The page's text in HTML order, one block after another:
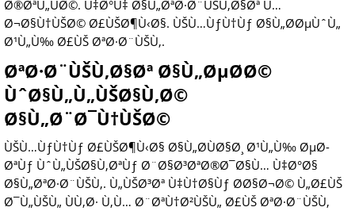
Ø®ØªÙ„ÙØ©. Ù‡Ø°Ù‡ Ø§Ù„ØªØ·Ø¨ÙŠÙ‚Ø§Øª Ù…
Ø¬Ø§Ù†ÙŠØ© Ø£ÙŠØ¶Ù‹Ø§. ÙŠÙ…ÙƒÙ†Ùƒ Ø§Ù„Ø­ØµÙˆÙ„
Ø¹Ù„Ù‰ Ø£ÙŠ ØªØ·Ø¨ÙŠÙ‚.
ØªØ·Ø¨ÙŠÙ‚Ø§Øª Ø§Ù„ØµØ­Ø©
ÙˆØ§Ù„Ù„ÙŠØ§Ù‚Ø©
Ø§Ù„Ø¨Ø¯Ù†ÙŠØ©
ÙŠÙ…ÙƒÙ†Ùƒ Ø£ÙŠØ¶Ù‹Ø§ Ø§Ù„Ø­ÙØ§Ø¸ Ø¹Ù„Ù‰ ØµØ­
ØªÙƒ ÙˆÙ„ÙŠØ§Ù‚ØªÙƒ Ø¨Ø§Ø³ØªØ®Ø¯Ø§Ù… Ù‡Ø°Ø§
Ø§Ù„ØªØ·Ø¨ÙŠÙ‚. Ù„ÙŠØ³Øª Ù‡Ù†Ø§Ùƒ Ø­Ø§Ø¬Ø© Ù„Ø£ÙŠ
Ø¯Ù„ÙŠÙ„ ÙÙ‚Ø· Ù‚Ù… Ø¨ØªÙ†Ø²ÙŠÙ„ Ø£ÙŠ ØªØ·Ø¨ÙŠÙ‚